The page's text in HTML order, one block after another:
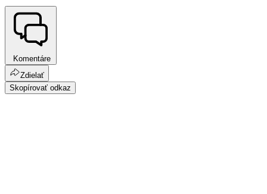
Komentáre
Zdielať
Skopírovať odkaz